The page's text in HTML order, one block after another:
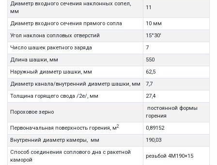
Диаметр входного сечения наклонных сопел,
мм
11
Диаметр входного сечения прямого сопла
10 мм
Угол наклона сопловых отверстий
15°30'
Число шашек ракетного заряда
7
Длина шашки, мм
550
Наружный диаметр шашки, мм
62,5
Диаметр канала/внутренний диаметр шашки, мм
7,7
Толщина горящего свода /2е/, мм
27,4
Пороховое зерно
постоянной формы
горения
Первоначальная поверхность горения, м2
0,89152
Внутренний диаметр камеры, мм
190,03
Способ соединения соплового дна с ракетной
каморой
резьбой 4М190×15